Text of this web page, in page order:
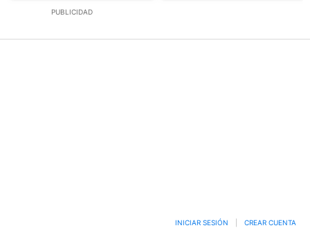
PUBLICIDAD
INICIAR SESIÓN CREAR CUENTA